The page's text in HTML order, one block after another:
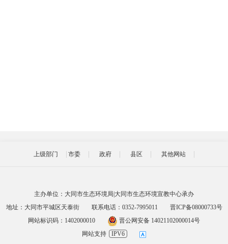
上级部门 市委 政府 县区 其他网站
主办单位：大同市生态环境局|大同市生态环境宣教中心承办
地址：大同市平城区天泰街
联系电话：0352-7995011
晋ICP备08000733号
网站标识码：1402000010
晋公网安备 14021102000014号
网站支持
IPV6